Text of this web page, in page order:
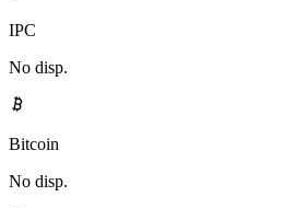
IPC
No disp.
Bitcoin
No disp.